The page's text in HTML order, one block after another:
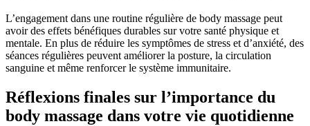
L’engagement dans une routine régulière de body massage peut
avoir des effets bénéfiques durables sur votre santé physique et
mentale. En plus de réduire les symptômes de stress et d’anxiété, des
séances régulières peuvent améliorer la posture, la circulation
sanguine et même renforcer le système immunitaire.
Réflexions finales sur l’importance du
body massage dans votre vie quotidienne